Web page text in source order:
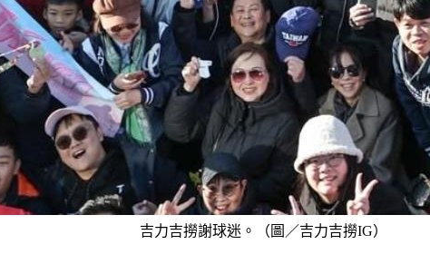
吉力吉撈謝球迷。（圖／吉力吉撈IG）